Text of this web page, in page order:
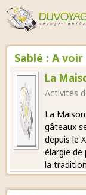
Sablé : A
La
Activités
La
gâteaux
depuis le
élargie
la